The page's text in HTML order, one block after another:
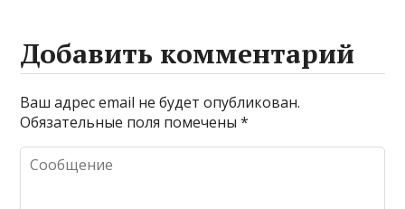
Добавить комментарий
Ваш адрес email не будет опубликован.
Обязательные поля помечены*